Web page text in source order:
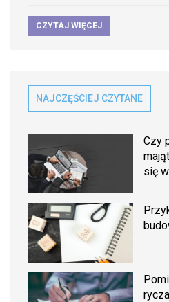
CZYTAJ WIĘCEJ
NAJCZĘŚCIEJ CZYTANE
Czy
się